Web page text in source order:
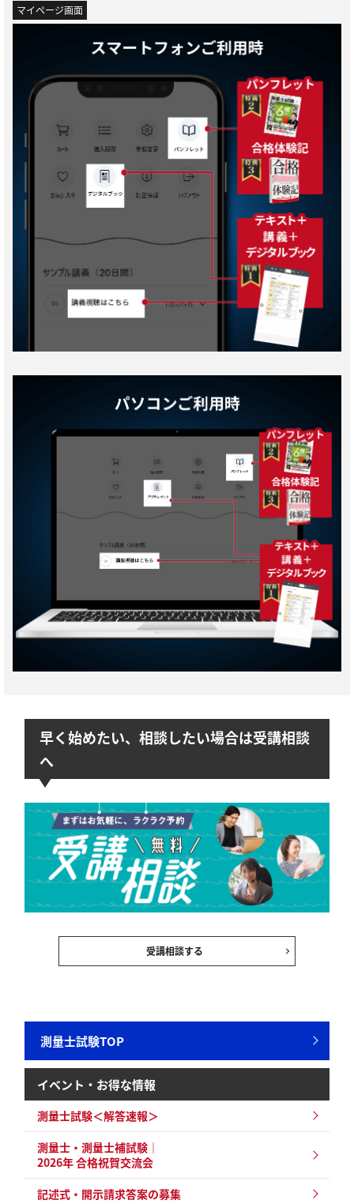
マイページ画面
早く始めたい、相談したい場合は受講相談
へ
受講相談する
測量士試験TOP
イベント・お得な情報
測量士試験＜解答速報＞
測量士・測量士補試験｜
2026年 合格祝賀交流会
記述式・開示請求答案の募集